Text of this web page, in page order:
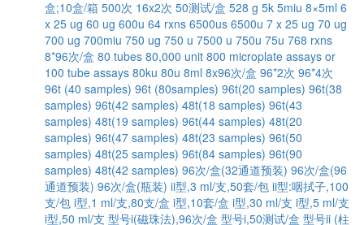
盒;10盒/箱 500次 16x2次 50测试/盒 528 g 5k 5miu 8×5ml 6
x 25 ug 60 ug 600u 64 rxns 6500us 6500u 7 x 25 ug 70 ug
700 ug 700miu 750 ug 750 u 7500 u 750u 75u 768 rxns
8*96次/盒 80 tubes 80,000 unit 800 microplate assays or
100 tube assays 80ku 80u 8ml 8x96次/盒 96*2次 96*4次
96t (40 samples) 96t (80samples) 96t(20 samples) 96t(38
samples) 96t(42 samples) 48t(18 samples) 96t(43
samples) 48t(19 samples) 96t(44 samples) 48t(20
samples) 96t(47 samples) 48t(23 samples) 96t(50
samples) 48t(25 samples) 96t(84 samples) 96t(90
samples) 48t(42 samples) 96次/盒(32通道预装) 96次/盒(96
通道预装) 96次/盒(瓶装) ii型,3 ml/支,50套/包 ii型:咽拭子,100
支/包 i型,1 ml/支,80支/盒 i型,10套/盒 i型,30 ml/支 i型,5 ml/支
i型,50 ml/支 型号i(磁珠法),96次/盒 型号i,50测试/盒 型号ii (柱